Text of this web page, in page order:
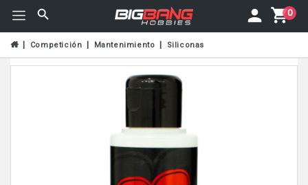
0
Competición Mantenimiento Siliconas